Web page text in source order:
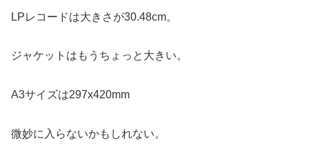
LPレコードは大きさが30.48cm。
ジャケットはもうちょっと大きい。
A3サイズは297x420mm
微妙に入らないかもしれない。